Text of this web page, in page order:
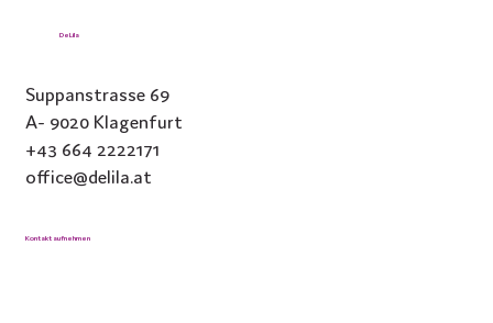
DeLila
Suppanstrasse 69
A- 9020 Klagenfurt
+43 664 2222171
office@delila.at
Kontakt aufnehmen